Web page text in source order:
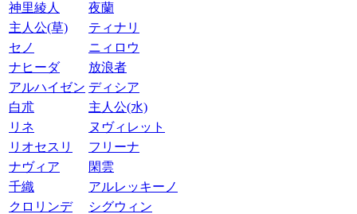
神里綾人
夜蘭
主人公(草)
ティナリ
セノ
ニィロウ
ナヒーダ
放浪者
アルハイゼン ディシア
白朮
主人公(水)
リネ
ヌヴィレット
リオセスリ
フリーナ
ナヴィア
閑雲
千織
アルレッキーノ
クロリンデ
シグウィン